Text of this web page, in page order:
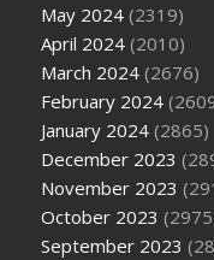
May 2024 (2319)
April 2024 (2010)
March 2024 (2676)
February 2024
January 2024 (2865)
December 2023
November 2023
October 2023
September 2023